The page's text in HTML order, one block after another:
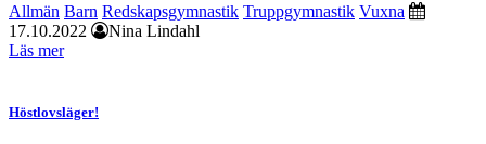
Allmän Barn Redskapsgymnastik Truppgymnastik Vuxna
17.10.2022
Nina Lindahl
Läs mer
Höstlovsläger!